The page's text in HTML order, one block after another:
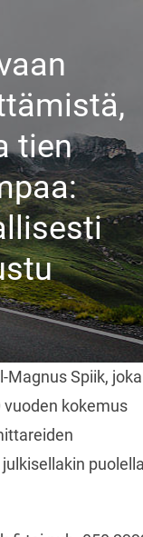
tien
Spiik,
vuoden kokemus